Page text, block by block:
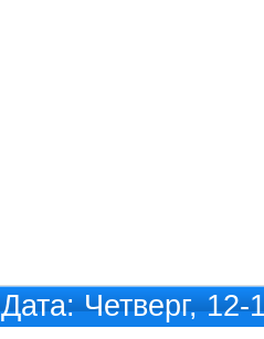
Дата: Четверг,